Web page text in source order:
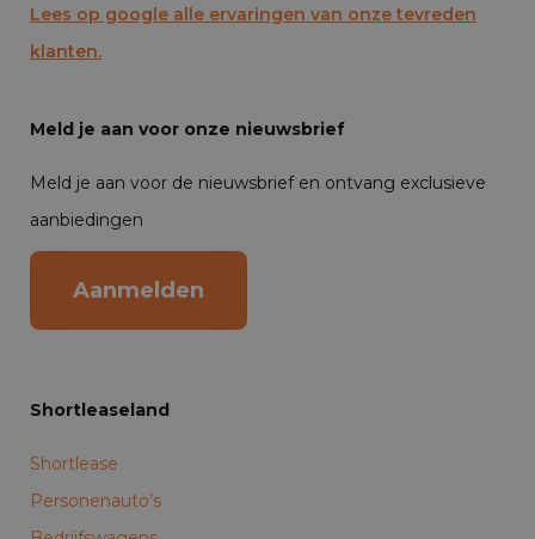
Lees op google alle ervaringen van onze tevreden
klanten.
Meld je aan voor onze nieuwsbrief
Meld je aan voor de nieuwsbrief en ontvang exclusieve
aanbiedingen
Aanmelden
Shortleaseland
Shortlease
Personenauto’s